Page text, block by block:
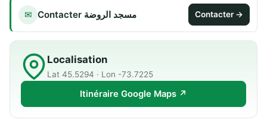
✉ Contacter مسجد الروضة Contacter →
Localisation
Lat 45.5294 · Lon -73.7225
Itinéraire Google Maps ↗